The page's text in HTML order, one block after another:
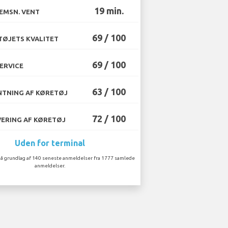
VENT 19 min.
KVALITET 69 / 100
69 / 100
AF KØRETØJ 63 / 100
AF KØRETØJ 72 / 100
Uden for terminal
grundlag af 140 seneste anmeldelser fra 1777 samlede
anmeldelser.